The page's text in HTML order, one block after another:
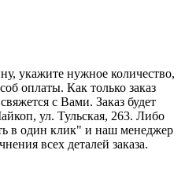
укажите нужное количество,
оплаты. Как только заказ
с Вами. Заказ будет
ул. Тульская, 263. Либо
в один клик" и наш менеджер
всех деталей заказа.